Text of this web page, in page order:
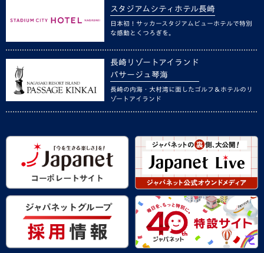
スタジアムシティホテル長崎
日本初！サッカースタジアムビューホテルで特別
な感動とくつろぎを。
長崎リゾートアイランド
パサージュ琴海
長崎の内海・大村湾に面したゴルフ＆ホテルのリ
ゾートアイランド